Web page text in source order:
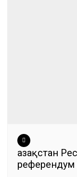
Қазақстан